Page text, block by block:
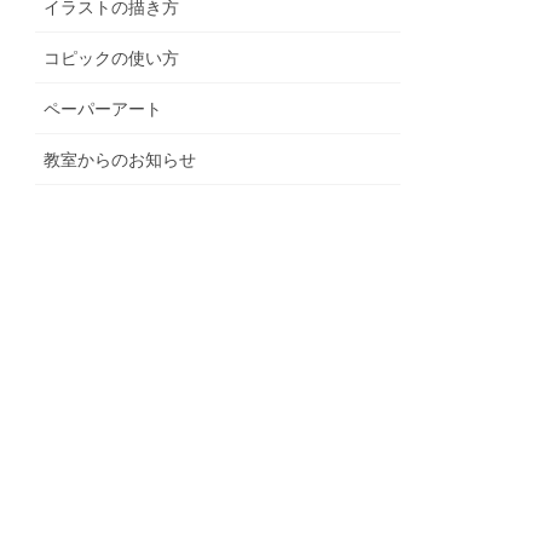
イラストの描き方
コピックの使い方
ペーパーアート
教室からのお知らせ